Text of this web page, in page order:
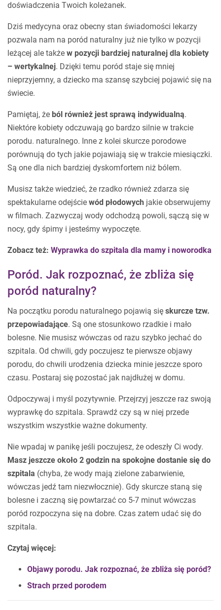
doświadczenia Twoich koleżanek.
Dziś medycyna oraz obecny stan świadomości lekarzy
pozwala nam na poród naturalny już nie tylko w pozycji
leżącej ale także w pozycji bardziej naturalnej dla kobiety
– wertykalnej. Dzięki temu poród staje się mniej
nieprzyjemny, a dziecko ma szansę szybciej pojawić się na
świecie.
Pamiętaj, że ból również jest sprawą indywidualną.
Niektóre kobiety odczuwają go bardzo silnie w trakcie
porodu. naturalnego. Inne z kolei skurcze porodowe
porównują do tych jakie pojawiają się w trakcie miesiączki.
Są one dla nich bardziej dyskomfortem niż bólem.
Musisz także wiedzieć, że rzadko również zdarza się
spektakularne odejście wód płodowych jakie obserwujemy
w filmach. Zazwyczaj wody odchodzą powoli, sączą się w
nocy, gdy śpimy i jesteśmy wypoczęte.
Zobacz też: Wyprawka do szpitala dla mamy i noworodka
Poród. Jak rozpoznać, że zbliża się
poród naturalny?
Na początku porodu naturalnego pojawią się skurcze tzw.
przepowiadające. Są one stosunkowo rzadkie i mało
bolesne. Nie musisz wówczas od razu szybko jechać do
szpitala. Od chwili, gdy poczujesz te pierwsze objawy
porodu, do chwili urodzenia dziecka minie jeszcze sporo
czasu. Postaraj się pozostać jak najdłużej w domu.
Odpoczywaj i myśl pozytywnie. Przejrzyj jeszcze raz swoją
wyprawkę do szpitala. Sprawdź czy są w niej przede
wszystkim wszystkie ważne dokumenty.
Nie wpadaj w panikę jeśli poczujesz, że odeszły Ci wody.
Masz jeszcze około 2 godzin na spokojne dostanie się do
szpitala (chyba, że wody mają zielone zabarwienie,
wówczas jedź tam niezwłocznie). Gdy skurcze staną się
bolesne i zaczną się powtarzać co 5-7 minut wówczas
poród rozpoczyna się na dobre. Czas zatem udać się do
szpitala.
Czytaj więcej:
Objawy porodu. Jak rozpoznać, że zbliża się poród?
Strach przed porodem